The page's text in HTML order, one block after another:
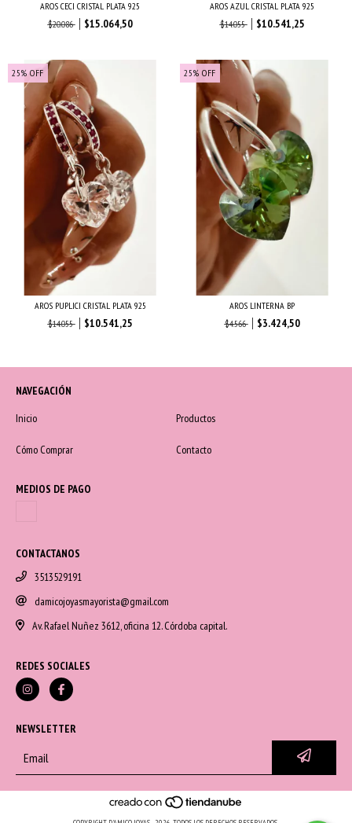
AROS CECI CRISTAL PLATA 925
$20.086
$15.064,50
AROS AZUL CRISTAL PLATA 925
$14.055
$10.541,25
25% OFF
AROS PUPLICI CRISTAL PLATA 925
$14.055
$10.541,25
25% OFF
AROS LINTERNA BP
$4.566
$3.424,50
NAVEGACIÓN
Inicio
Productos
Cómo Comprar Contacto
MEDIOS DE PAGO
CONTACTANOS
3513529191
damicojoyasmayorista@gmail.com
Av. Rafael Nuñez 3612, oficina 12. Córdoba capital.
REDES SOCIALES
NEWSLETTER